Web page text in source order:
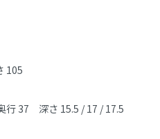
105
行 37　深さ 15.5 / 17 / 17.5